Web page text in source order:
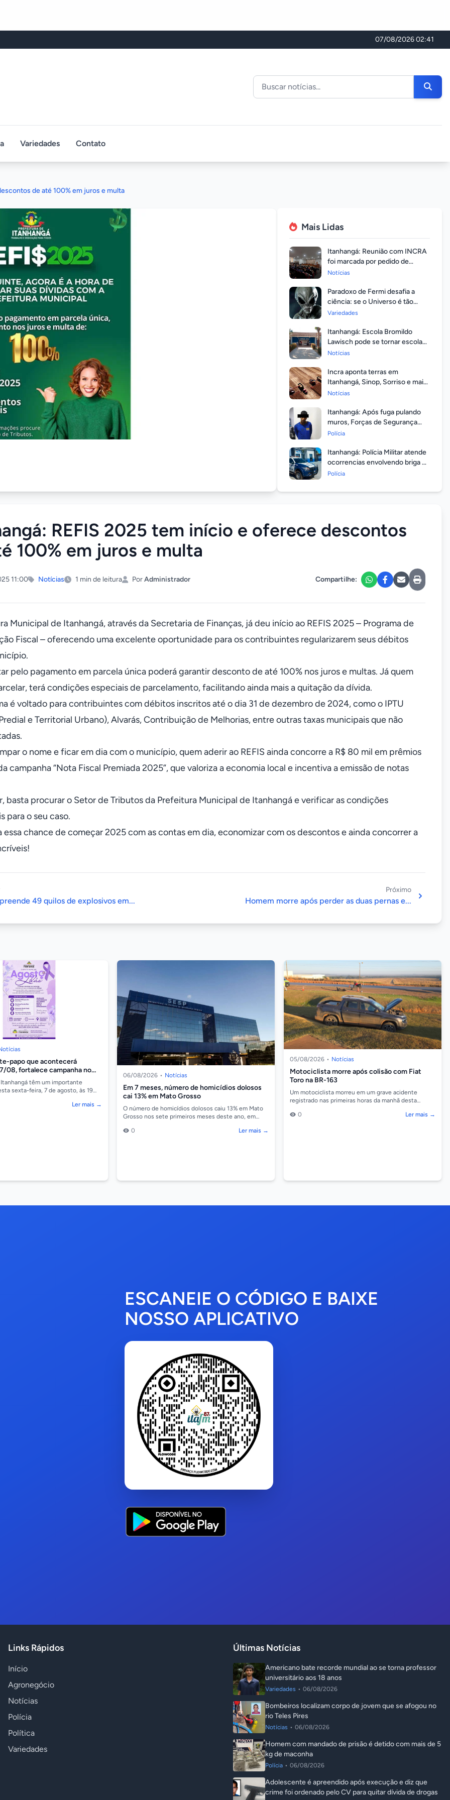
07/08/2026 02:41
Buscar noticias
Variedades Contato
de até 100% em juros e multa
Mais Lidas
Itanhangá: Reunião com INCRA
foi marcada por pedido de
regularização pela população
Notícias
Paradoxo de Fermi desafia a
ciência: se o Universo é tão
vasto, por que ninguém
Variedades
Itanhangá: Escola Bromildo
Lawisch pode se tornar escola
cívico-militar
Notícias
Incra aponta terras em
Itanhangá, Sinop, Sorriso e mais
14 entre as com maior
Notícias
Itanhangá: Após fuga pulando
muros, Forças de Segurança
prendem homem com mandato
Polícia
Itanhangá: Polícia Militar atende
ocorrencias envolvendo briga de
casais durante feriado
Polícia
REFIS 2025 tem início e oferece descontos
100% em juros e multa
11:00 Notícias 1 min de leitura PorAdministrador Compartilhe:
Municipal de Itanhangá, através da Secretaria de Finanças, já deu início ao REFIS 2025 – Programa de
Fiscal – oferecendo uma excelente oportunidade para os contribuintes regularizarem seus débitos
pelo pagamento em parcela única poderá garantir desconto de até 100% nos juros e multas. Já quem
terá condições especiais de parcelamento, facilitando ainda mais a quitação da dívida.
é voltado para contribuintes com débitos inscritos até o dia 31 de dezembro de 2024, como o IPTU
e Territorial Urbano), Alvarás, Contribuição de Melhorias, entre outras taxas municipais que não
o nome e ficar em dia com o município, quem aderir ao REFIS ainda concorre a R$ 80 mil em prêmios
campanha “Nota Fiscal Premiada 2025”, que valoriza a economia local e incentiva a emissão de notas
basta procurar o Setor de Tributos da Prefeitura Municipal de Itanhangá e verificar as condições
para o seu caso.
essa chance de começar 2025 com as contas em dia, economizar com os descontos e ainda concorrer a
49 quilos de explosivos em...
Próximo
Homem morre após perder as duas pernas e...
papo que acontecerá
08, fortalece campanha no
contra a mulher
têm um importante
sexta-feira, 7 de agosto, às 19
Ler mais →
06/08/2026 • Notícias
Em 7 meses, número de homicídios dolosos
cai 13% em Mato Grosso
O número de homicídios dolosos caiu 13% em Mato
Grosso nos sete primeiros meses deste ano, em
Os dados...
0 Ler mais →
05/08/2026 • Notícias
Motociclista morre após colisão com Fiat
Toro na BR-163
Um motociclista morreu em um grave acidente
registrado nas primeiras horas da manhã desta
colisão...
0 Ler mais →
ESCANEIE O CÓDIGO E BAIXE
NOSSO APLICATIVO
Links Rápidos
Início
Agronegócio
Notícias
Polícia
Política
Variedades
Últimas Notícias
Americano bate recorde mundial ao se torna professor
universitário aos 18 anos
Variedades • 06/08/2026
Bombeiros localizam corpo de jovem que se afogou no
rio Teles Pires
Notícias • 06/08/2026
Homem com mandado de prisão é detido com mais de 5
kg de maconha
Polícia • 06/08/2026
Adolescente é apreendido após execução e diz que
crime foi ordenado pelo CV para quitar dívida de drogas